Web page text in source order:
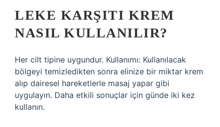
LEKE KARŞITI KREM
NASIL KULLANILIR?
Her cilt tipine uygundur. Kullanımı: Kullanılacak
bölgeyi temizledikten sonra elinize bir miktar krem
​​alıp dairesel hareketlerle masaj yapar gibi
uygulayın. Daha etkili sonuçlar için günde iki kez
kullanın.